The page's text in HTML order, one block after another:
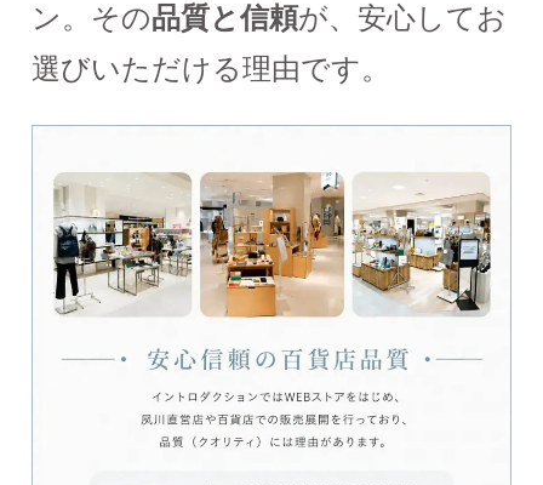
ン。その品質と信頼が、安心してお
選びいただける理由です。